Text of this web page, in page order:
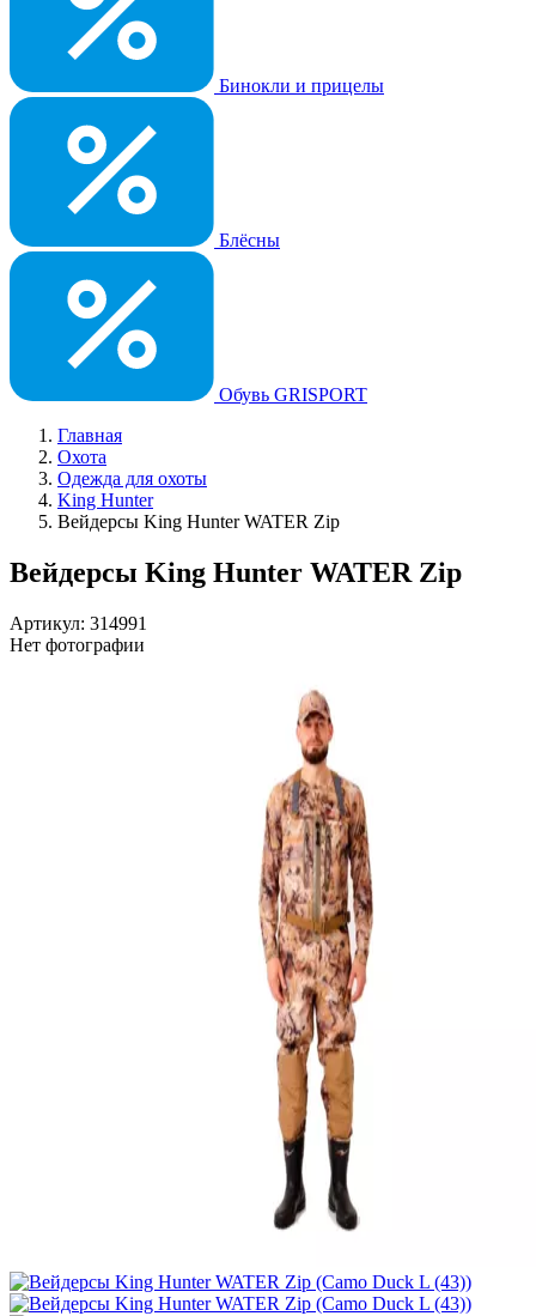
Бинокли и прицелы
Блёсны
Обувь GRISPORT
Главная
Охота
Одежда для охоты
King Hunter
Вейдерсы King Hunter WATER Zip
Вейдерсы King Hunter WATER Zip
Артикул: 314991
Нет фотографии